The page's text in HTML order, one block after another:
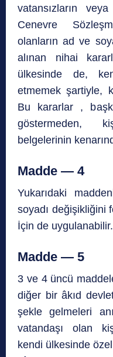
vatansızların
Cenevre
olanların ad ve
alınan nihai
ülkesinde de,
etmemek şartiyle,
Bu kararlar ,
göstermeden,
belgelerinin
Madde — 4
Yukarıdaki
soyadı değişikliğini
İçin de uygulanabilir.
Madde — 5
3 ve 4 üncü
diğer bir âkıd
şekle gelmeleri
vatandaşı olan
kendi ülkesinde özel